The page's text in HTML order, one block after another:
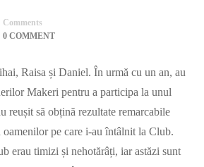
Comments
0 COMMENT
Raisa și Daniel. În urmă cu un an, au
Makeri pentru a participa la unul
reușit să obțină rezultate remarcabile
pe care i-au întâlnit la Club.
erau timizi și nehotărâți, iar astăzi sunt